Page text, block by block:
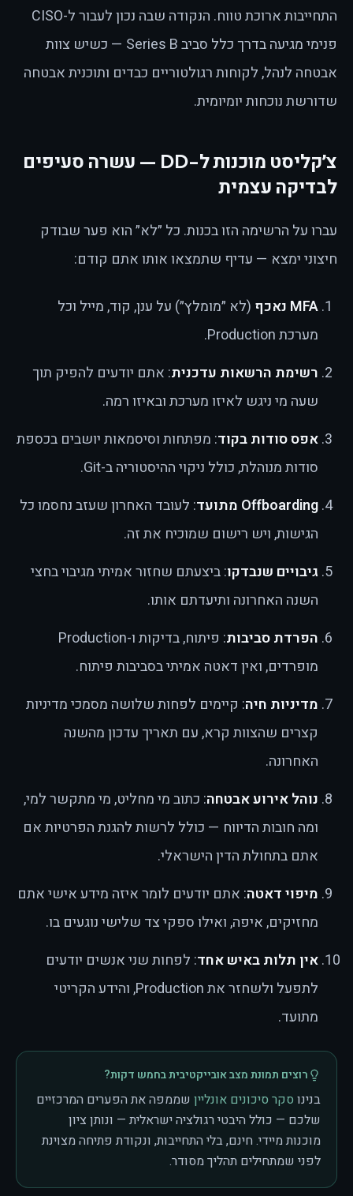
התחייבות ארוכת טווח. הנקודה שבה נכון לעבור ל-CISO
פנימי מגיעה בדרך כלל סביב Series B — כשיש צוות
אבטחה לנהל, לקוחות רגולטוריים כבדים ותוכנית אבטחה
שדורשת נוכחות יומיומית.
צ׳קליסט מוכנות ל-DD — עשרה סעיפים
לבדיקה עצמית
עברו על הרשימה הזו בכנות. כל ״לא״ הוא פער שבודק
חיצוני ימצא — עדיף שתמצאו אותו אתם קודם:
MFA נאכף
(לא ״מומלץ״) על ענן, קוד, מייל וכל
מערכת Production.
רשימת הרשאות עדכנית: אתם יודעים להפיק תוך
שעה מי ניגש לאיזו מערכת ובאיזו רמה.
אפס סודות בקוד: מפתחות וסיסמאות יושבים בכספת
סודות מנוהלת, כולל ניקוי ההיסטוריה ב-Git.
Offboarding מתועד
: לעובד האחרון שעזב נחסמו כל
הגישות, ויש רישום שמוכיח את זה.
גיבויים שנבדקו: ביצעתם שחזור אמיתי מגיבוי בחצי
השנה האחרונה ותיעדתם אותו.
הפרדת סביבות
: פיתוח, בדיקות ו-Production
מופרדים, ואין דאטה אמיתי בסביבות פיתוח.
מדיניות חיה: קיימים לפחות שלושה מסמכי מדיניות
קצרים שהצוות קרא, עם תאריך עדכון מהשנה
האחרונה.
נוהל אירוע אבטחה: כתוב מי מחליט, מי מתקשר למי,
ומה חובות הדיווח — כולל לרשות להגנת הפרטיות אם
אתם בתחולת הדין הישראלי.
מיפוי דאטה: אתם יודעים לומר איזה מידע אישי אתם
מחזיקים, איפה, ואילו ספקי צד שלישי נוגעים בו.
אין תלות באיש אחד: לפחות שני אנשים יודעים
לתפעל ולשחזר את Production, והידע הקריטי
מתועד.
רוצים תמונת מצב אובייקטיבית בחמש דקות?
בנינו סקר סיכונים אונליין שממפה את הפערים המרכזיים
שלכם — כולל היבטי רגולציה ישראלית — ונותן ציון
מוכנות מיידי. חינם, בלי התחייבות, ונקודת פתיחה מצוינת
לפני שמתחילים תהליך מסודר.